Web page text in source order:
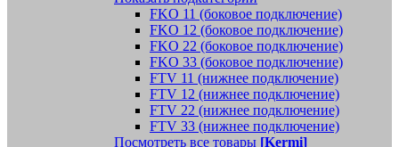
FKO 11 (боковое подключение)
FKO 12 (боковое подключение)
FKO 22 (боковое подключение)
FKO 33 (боковое подключение)
FTV 11 (нижнее подключение)
FTV 12 (нижнее подключение)
FTV 22 (нижнее подключение)
FTV 33 (нижнее подключение)
Посмотреть все товары [Kermi]